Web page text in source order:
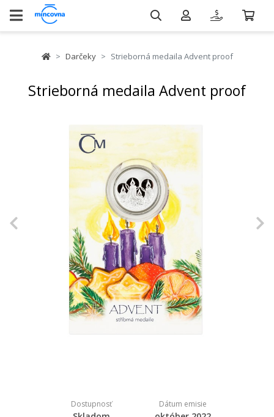
Darčeky Strieborná medaila Advent proof
Strieborná medaila Advent proof
Previous
Dostupnosť Dátum emisie